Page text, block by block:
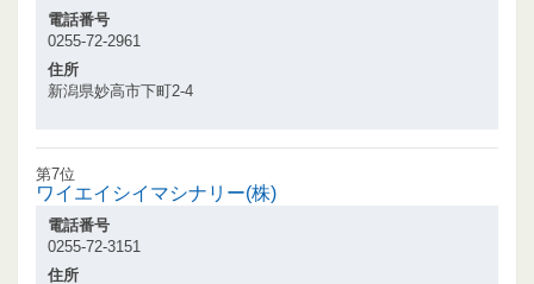
電話番号
0255-72-2961
住所
新潟県妙高市下町2-4
第7位
ワイエイシイマシナリー(株)
電話番号
0255-72-3151
住所